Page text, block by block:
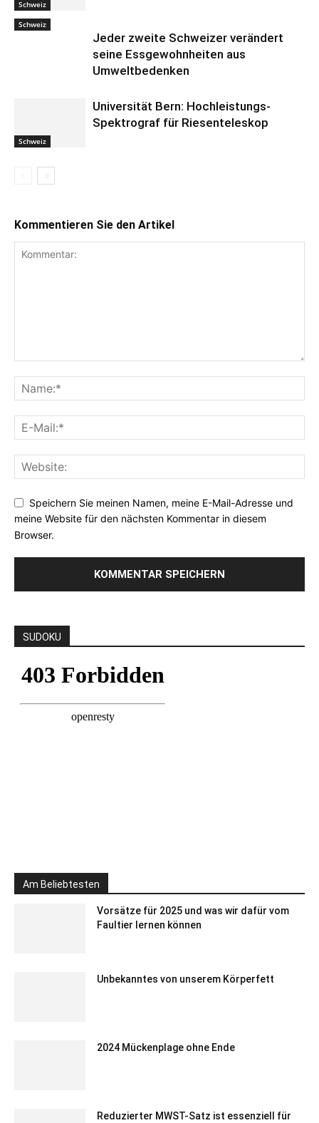
Schweiz
Schweiz
Jeder zweite Schweizer verändert
seine Essgewohnheiten aus
Umweltbedenken
Schweiz
Universität Bern: Hochleistungs-
Spektrograf für Riesenteleskop
Kommentieren Sie den Artikel
Speichern Sie meinen Namen, meine E-Mail-Adresse und
meine Website für den nächsten Kommentar in diesem
Browser.
SUDOKU
Am Beliebtesten
Vorsätze für 2025 und was wir dafür vom
Faultier lernen können
Unbekanntes von unserem Körperfett
2024 Mückenplage ohne Ende
Reduzierter MWST-Satz ist essenziell für